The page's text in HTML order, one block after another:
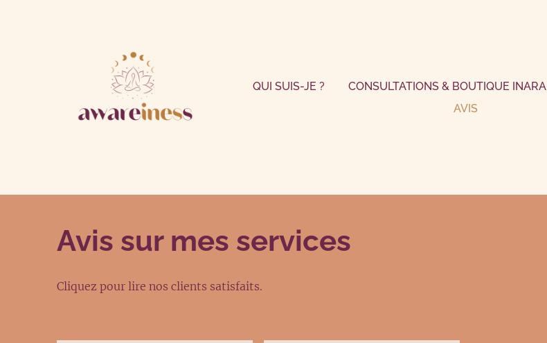
QUI SUIS-JE ? CONSULTATIONS & BOUTIQUE INARA
AVIS
Avis sur mes services
Cliquez pour lire nos clients satisfaits.